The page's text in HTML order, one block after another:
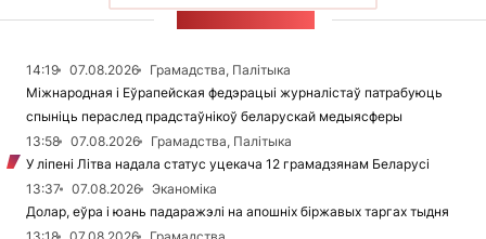
14:19 07.08.2026
Грамадства, Палітыка
Міжнародная і Еўрапейская федэрацыі журналістаў патрабуюць
спыніць пераслед прадстаўнікоў беларускай медыясферы
13:58
07.08.2026
Грамадства, Палітыка
У ліпені Літва надала статус уцекача 12 грамадзянам Беларусі
13:37
07.08.2026
Эканоміка
Долар, еўра і юань падаражэлі на апошніх біржавых таргах тыдня